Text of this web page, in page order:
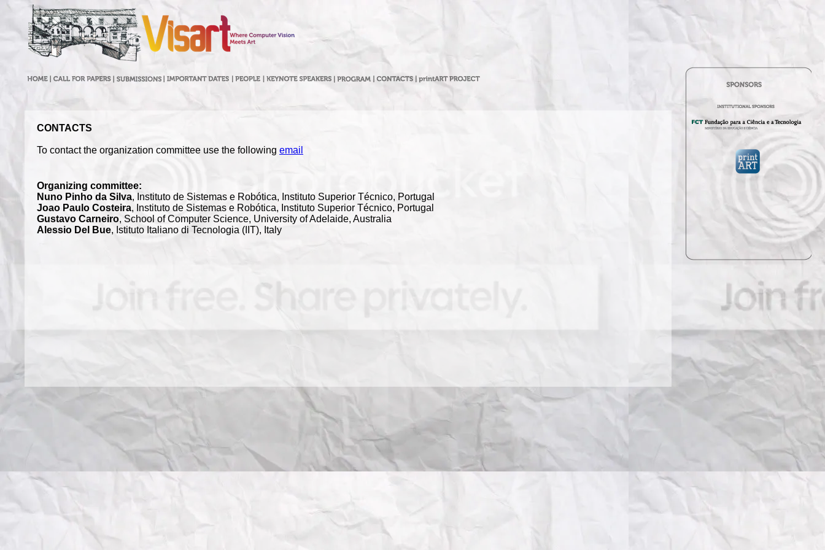
CONTACTS
To contact the organization committee use the following email
Organizing committee:
Nuno Pinho da Silva, Instituto de Sistemas e Robótica, Instituto Superior Técnico, Portugal
Joao Paulo Costeira, Instituto de Sistemas e Robótica, Instituto Superior Técnico, Portugal
Gustavo Carneiro, School of Computer Science, University of Adelaide, Australia
Alessio Del Bue, Istituto Italiano di Tecnologia (IIT), Italy